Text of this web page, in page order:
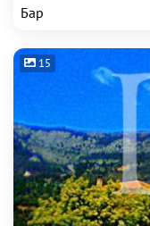
Бар
15